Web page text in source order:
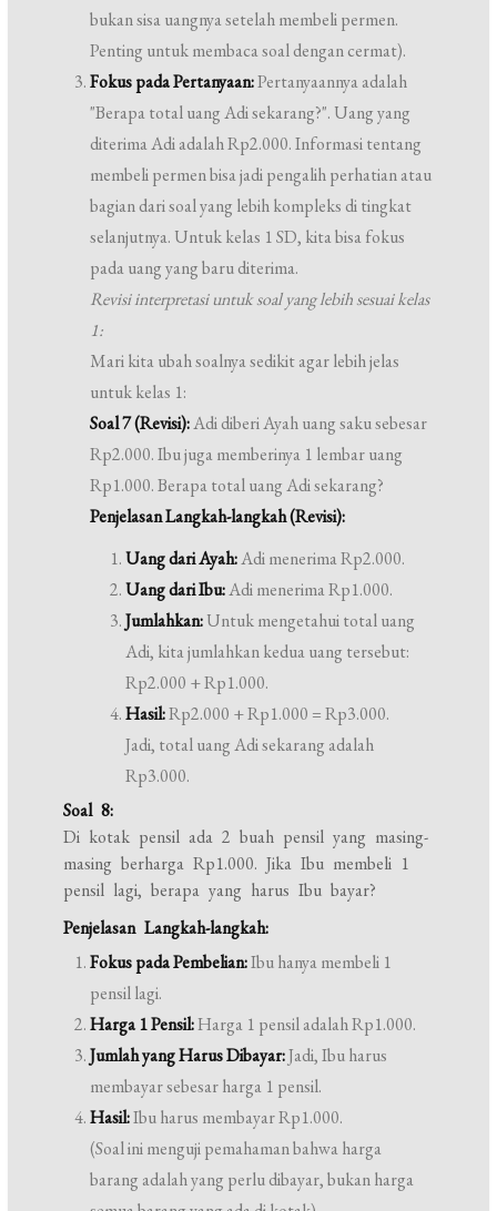
bukan sisa uangnya setelah membeli permen.
Penting untuk membaca soal dengan cermat).
Fokus pada Pertanyaan:Pertanyaannya adalah
"Berapa total uang Adi sekarang?". Uang yang
diterima Adi adalah Rp2.000. Informasi tentang
membeli permen bisa jadi pengalih perhatian atau
bagian dari soal yang lebih kompleks di tingkat
selanjutnya. Untuk kelas 1 SD, kita bisa fokus
pada uang yang baru diterima.
Revisi interpretasi untuk soal yang lebih sesuai kelas
1:
Mari kita ubah soalnya sedikit agar lebih jelas
untuk kelas 1:
Soal 7 (Revisi):Adi diberi Ayah uang saku sebesar
Rp2.000. Ibu juga memberinya 1 lembar uang
Rp1.000. Berapa total uang Adi sekarang?
Penjelasan Langkah-langkah (Revisi):
Uang dari Ayah:Adi menerima Rp2.000.
Uang dari Ibu:Adi menerima Rp1.000.
Jumlahkan:Untuk mengetahui total uang
Adi, kita jumlahkan kedua uang tersebut:
Rp2.000 + Rp1.000.
Hasil:Rp2.000 + Rp1.000 = Rp3.000.
Jadi, total uang Adi sekarang adalah
Rp3.000.
Soal 8:
Di kotak pensil ada 2 buah pensil yang masing-
masing berharga Rp1.000. Jika Ibu membeli 1
pensil lagi, berapa yang harus Ibu bayar?
Penjelasan Langkah-langkah:
Fokus pada Pembelian:Ibu hanya membeli 1
pensil lagi.
Harga 1 Pensil:Harga 1 pensil adalah Rp1.000.
Jumlah yang Harus Dibayar:Jadi, Ibu harus
membayar sebesar harga 1 pensil.
Hasil:Ibu harus membayar Rp1.000.
(Soal ini menguji pemahaman bahwa harga
barang adalah yang perlu dibayar, bukan harga